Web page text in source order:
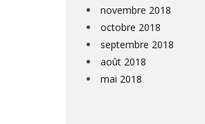
novembre 2018
octobre 2018
septembre 2018
août 2018
mai 2018